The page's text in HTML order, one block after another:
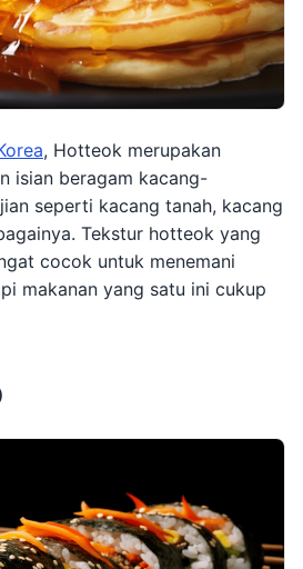
, Hotteok merupakan
isian beragam kacang-
seperti kacang tanah, kacang
Tekstur hotteok yang
cocok untuk menemani
makanan yang satu ini cukup